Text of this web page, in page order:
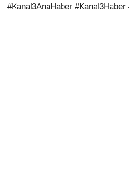
#Kanal3AnaHaber #Kanal3Haber